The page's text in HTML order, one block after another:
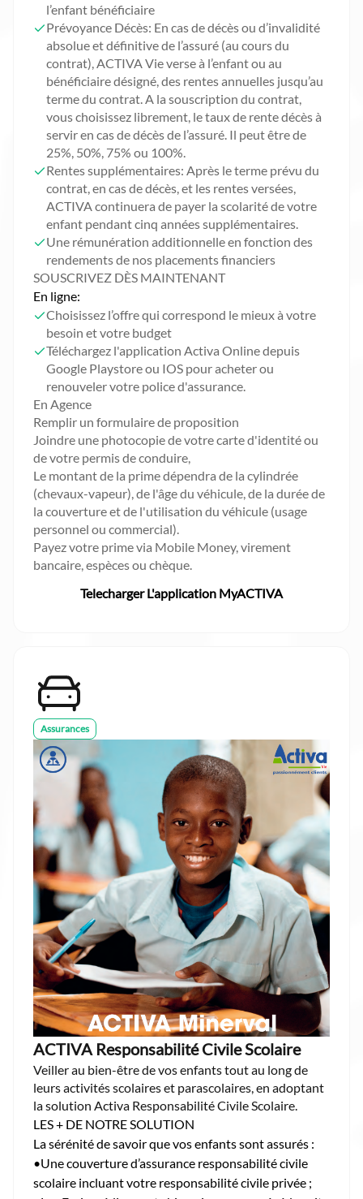
l’enfant bénéficiaire
Prévoyance Décès: En cas de décès ou d’invalidité
absolue et définitive de l’assuré (au cours du
contrat), ACTIVA Vie verse à l’enfant ou au
bénéficiaire désigné, des rentes annuelles jusqu’au
terme du contrat. A la souscription du contrat,
vous choisissez librement, le taux de rente décès à
servir en cas de décès de l’assuré. Il peut être de
25%, 50%, 75% ou 100%.
Rentes supplémentaires: Après le terme prévu du
contrat, en cas de décès, et les rentes versées,
ACTIVA continuera de payer la scolarité de votre
enfant pendant cinq années supplémentaires.
Une rémunération additionnelle en fonction des
rendements de nos placements financiers
SOUSCRIVEZ DÈS MAINTENANT
En ligne:
Choisissez l’offre qui correspond le mieux à votre
besoin et votre budget
Téléchargez l'application Activa Online depuis
Google Playstore ou IOS pour acheter ou
renouveler votre police d'assurance.
En Agence
Remplir un formulaire de proposition
Joindre une photocopie de votre carte d'identité ou
de votre permis de conduire,
Le montant de la prime dépendra de la cylindrée
(chevaux-vapeur), de l'âge du véhicule, de la durée de
la couverture et de l'utilisation du véhicule (usage
personnel ou commercial).
Payez votre prime via Mobile Money, virement
bancaire, espèces ou chèque.
Telecharger L'application MyACTIVA
Assurances
ACTIVA Responsabilité Civile Scolaire
Veiller au bien-être de vos enfants tout au long de
leurs activités scolaires et parascolaires, en adoptant
la solution Activa Responsabilité Civile Scolaire.
LES + DE NOTRE SOLUTION
La sérénité de savoir que vos enfants sont assurés :
•Une couverture d’assurance responsabilité civile
scolaire incluant votre responsabilité civile privée ;